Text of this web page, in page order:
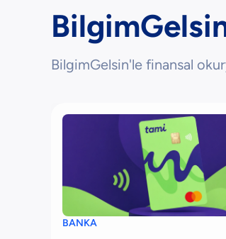
BilgimGelsin'le finansal
BANKA